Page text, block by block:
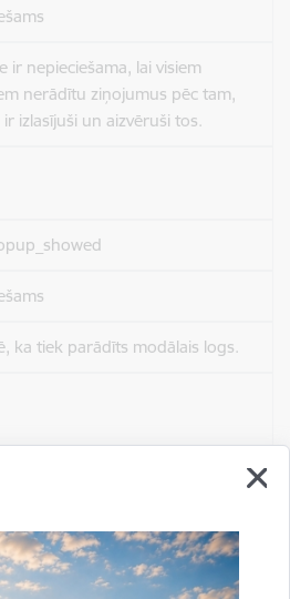
ir nepieciešama, lai visiem
nerādītu ziņojumus pēc tam,
izlasījuši un aizvēruši tos.
ka tiek parādīts modālais logs.
vietnes darbību un